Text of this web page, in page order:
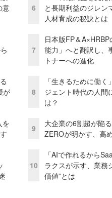
意
が
を
6
と長期利益のジレン
人材育成の秘訣とは
7
日本版FP＆
能力」へと翻訳し、
トナーへの進化
8
「生きるために働
ジェント時代の人間
は？
9
大企業の6割超が陥
ZEROが明かす、高
10
「AIで作れるから
ラクスが示す、業務
価値”とは